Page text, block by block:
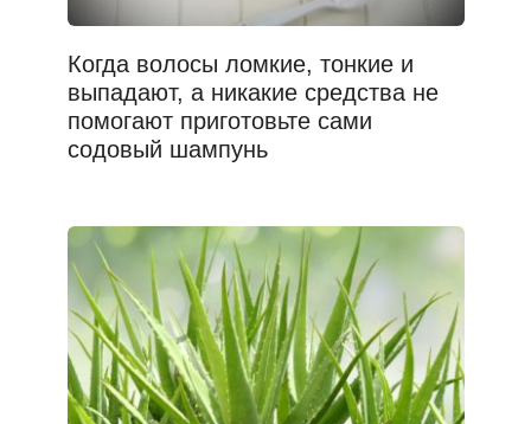
Когда волосы ломкие, тонкие и
выпадают, а никакие средства не
помогают приготовьте сами
содовый шампунь